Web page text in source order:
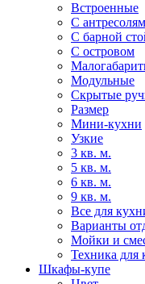
Встроенные
С
С барной
С островом
Модульные
Скрытые
Размер
Мини-кухни
Узкие
3 кв. м.
5 кв. м.
6 кв. м.
9 кв. м.
Все для
Варианты
Мойки и
Техника для
Шкафы-купе